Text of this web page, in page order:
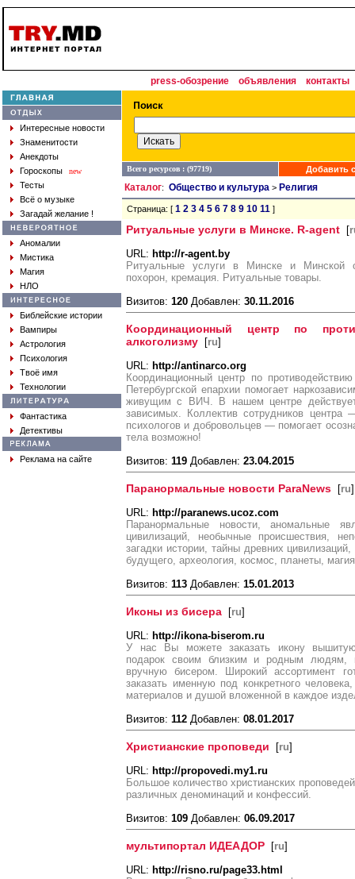
press-обозрение объявления контакты
Интересные новости
Знаменитости
Анекдоты
Гороскопы
new
Тесты
Всё о музыке
Загадай желание !
Аномалии
Мистика
Магия
НЛО
Библейские истории
Вампиры
Астрология
Психология
Твоё имя
Технологии
Фантастика
Детективы
Реклама на сайте
Всего ресурсов : (97719) Добавить
Каталог: Общество и культура > Религия
Страница: [ 1 2 3 4 5 6 7 8 9 10 11 ]
Ритуальные услуги в Минске. R-agent [
URL: http://r-agent.by
Ритуальные услуги в Минске и Минской
похорон, кремация. Ритуальные товары.
Визитов: 120 Добавлен: 30.11.2016
Координационный центр по
алкоголизму [ru]
URL: http://antinarco.org
Координационный центр по
Петербургской епархии помогает
живущим с ВИЧ. В нашем центре действует
зависимых. Коллектив сотрудников
психологов и добровольцев — помогает
тела возможно!
Визитов: 119 Добавлен: 23.04.2015
Паранормальные новости ParaNews [ru]
URL: http://paranews.ucoz.com
Паранормальные новости, аномальные
цивилизаций, необычные происшествия,
загадки истории, тайны древних
будущего, археология, космос, планеты,
Визитов: 113 Добавлен: 15.01.2013
Иконы из бисера [ru]
URL: http://ikona-biserom.ru
У нас Вы можете заказать икону
подарок своим близким и родным людям,
вручную бисером. Широкий ассортимент
заказать именную под конкретного
материалов и душой вложенной в каждое
Визитов: 112 Добавлен: 08.01.2017
Христианские проповеди [ru]
URL: http://propovedi.my1.ru
Большое количество христианских
различных деноминаций и конфессий.
Визитов: 109 Добавлен: 06.09.2017
мультипортал ИДЕАДОР [ru]
URL: http://risno.ru/page33.html